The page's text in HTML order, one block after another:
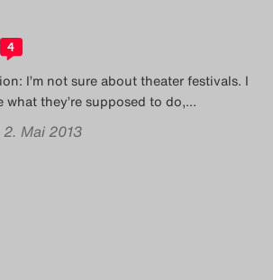
4
I’m not sure about theater festivals. I
what they’re supposed to do,…
2. Mai 2013